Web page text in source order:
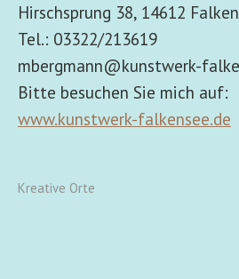
Hirschsprung 38, 14612
Tel.: 03322/213619
mbergmann@kunstwerk-
Bitte besuchen Sie mich auf:
www.kunstwerk-falkensee.de
Kreative Orte